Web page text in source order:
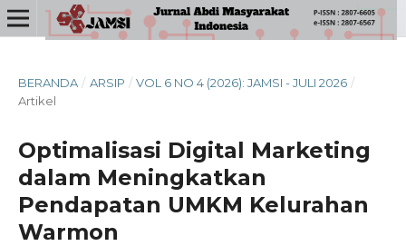
BERANDA / ARSIP / VOL 6 NO 4 (2026): JAMSI - JULI 2026 /
Artikel
Optimalisasi Digital Marketing
dalam Meningkatkan
Pendapatan UMKM Kelurahan
Warmon